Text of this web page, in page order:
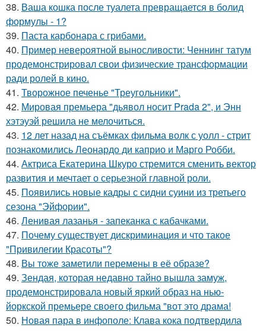
38. Ваша кошка после туалета превращается в болид
формулы - 1?
39. Паста карбонара с грибами.
40. Пример невероятной выносливости: Ченнинг татум
продемонстрировал свои физические трансформации
ради ролей в кино.
41. Творожное печенье "Треугольники".
42. Мировая премьера "дьявол носит Prada 2", и Энн
хэтэуэй решила не мелочиться.
43. 12 лет назад на съёмках фильма волк с уолл - стрит
познакомились Леонардо ди каприо и Марго Робби.
44. Актриса Екатерина Шкуро стремится сменить вектор
развития и мечтает о серьезной главной роли.
45. Появились новые кадры с сидни суини из третьего
сезона "Эйфории".
46. Ленивая лазанья - запеканка с кабачками.
47. Почему существует дискриминация и что такое
"Привилегии Красоты"?
48. Вы тоже заметили перемены в её образе?
49. Зендая, которая недавно тайно вышла замуж,
продемонстрировала новый яркий образ на нью-
йоркской премьере своего фильма "вот это драма!
50. Новая пара в инфополе: Клава кока подтвердила